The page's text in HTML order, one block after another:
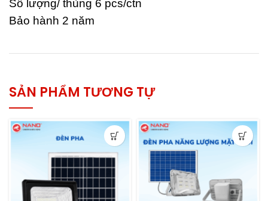
Số lượng/ thùng 6 pcs/ctn
Bảo hành 2 năm
SẢN PHẨM TƯƠNG TỰ